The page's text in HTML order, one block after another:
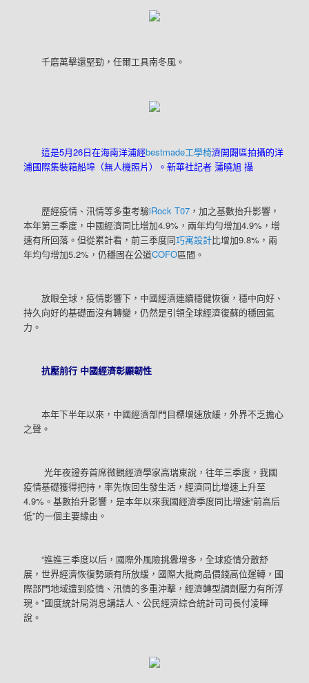
千磨萬擊還堅勁，任爾工具南冬風。
這是5月26日在海南洋浦經bestmade工學椅濟開闢區拍攝的洋
浦國際集裝箱船埠（無人機照片）。新華社記者 蒲曉旭 攝
歷經疫情、汛情等多重考驗iRock T07 ，加之基數抬升影響，
本年第三季度，中國經濟同比增加4.9%，兩年均勻增加4.9%，增
速有所回落。但從累計看，前三季度同巧寓設計比增加9.8%，兩
年均勻增加5.2%，仍穩固在公道COFO區間。
放眼全球，疫情影響下，中國經濟連續穩健恢復，穩中向好、
持久向好的基礎面沒有轉變，仍然是引領全球經濟復蘇的穩固氣
力。
抗壓前行 中國經濟彰顯韌性
本年下半年以來，中國經濟部門目標增速放緩，外界不乏擔心
之聲。
光年夜證券首席微觀經濟學家高瑞東說，往年三季度，我國
疫情基礎獲得把持，率先恢回生發生活，經濟同比增速上升至
4.9%。基數抬升影響，是本年以來我國經濟季度同比增速“前高后
低”的一個主要緣由。
“進進三季度以后，國際外風險挑釁增多，全球疫情分散舒
展，世界經濟恢復勢頭有所放緩，國際大批商品價錢高位運轉，國
際部門地域遭到疫情、汛情的多重沖擊，經濟轉型調劑壓力有所浮
現。”國度統計局消息講話人、公民經濟綜合統計司司長付凌暉
說。